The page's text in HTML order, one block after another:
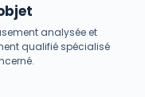
analysée et
qualifié spécialisé